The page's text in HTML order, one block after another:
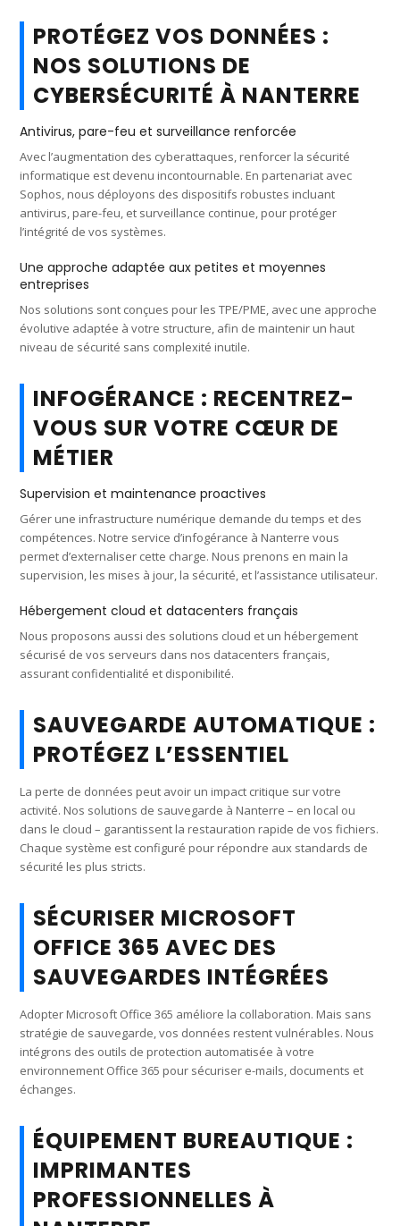
PROTÉGEZ VOS DONNÉES :
NOS SOLUTIONS DE
CYBERSÉCURITÉ À NANTERRE
Antivirus, pare-feu et surveillance renforcée
Avec l’augmentation des cyberattaques, renforcer la sécurité
informatique est devenu incontournable. En partenariat avec
Sophos, nous déployons des dispositifs robustes incluant
antivirus, pare-feu, et surveillance continue, pour protéger
l’intégrité de vos systèmes.
Une approche adaptée aux petites et moyennes
entreprises
Nos solutions sont conçues pour les TPE/PME, avec une approche
évolutive adaptée à votre structure, afin de maintenir un haut
niveau de sécurité sans complexité inutile.
INFOGÉRANCE : RECENTREZ-
VOUS SUR VOTRE CŒUR DE
MÉTIER
Supervision et maintenance proactives
Gérer une infrastructure numérique demande du temps et des
compétences. Notre service d’infogérance à Nanterre vous
permet d’externaliser cette charge. Nous prenons en main la
supervision, les mises à jour, la sécurité, et l’assistance utilisateur.
Hébergement cloud et datacenters français
Nous proposons aussi des solutions cloud et un hébergement
sécurisé de vos serveurs dans nos datacenters français,
assurant confidentialité et disponibilité.
SAUVEGARDE AUTOMATIQUE :
PROTÉGEZ L’ESSENTIEL
La perte de données peut avoir un impact critique sur votre
activité. Nos solutions de sauvegarde à Nanterre – en local ou
dans le cloud – garantissent la restauration rapide de vos fichiers.
Chaque système est configuré pour répondre aux standards de
sécurité les plus stricts.
SÉCURISER MICROSOFT
OFFICE 365 AVEC DES
SAUVEGARDES INTÉGRÉES
Adopter Microsoft Office 365 améliore la collaboration. Mais sans
stratégie de sauvegarde, vos données restent vulnérables. Nous
intégrons des outils de protection automatisée à votre
environnement Office 365 pour sécuriser e-mails, documents et
échanges.
ÉQUIPEMENT BUREAUTIQUE :
IMPRIMANTES
PROFESSIONNELLES À